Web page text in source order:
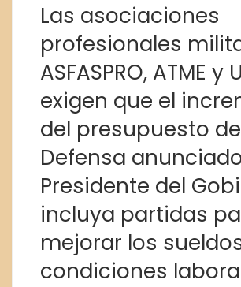
Las asociaciones
profesionales
ASFASPRO, ATME y
exigen que el
del presupuesto de
Defensa
Presidente del
incluya partidas
mejorar los
condiciones